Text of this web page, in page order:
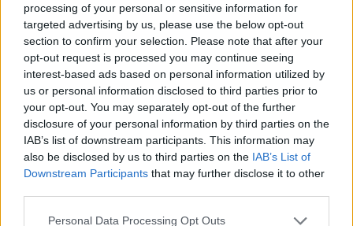
processing of your personal or sensitive information for
targeted advertising by us, please use the below opt-out
section to confirm your selection. Please note that after your
opt-out request is processed you may continue seeing
interest-based ads based on personal information utilized by
us or personal information disclosed to third parties prior to
your opt-out. You may separately opt-out of the further
disclosure of your personal information by third parties on the
IAB’s list of downstream participants. This information may
also be disclosed by us to third parties on the IAB’s List of
Downstream Participants that may further disclose it to other
Personal Data Processing Opt Outs
2017. június 15. 16:59
Megállapodott egymással a brit és az uniós Brexit-
ügyi főtárgyaló, hogy jövő hétfőn tényleg
elindulnak a hivatalos Brexit-tárgyalások -
jelentette csütörtök délután két névtelen forrására
is hivatkozva a Politico.
Ez azt jelenti, hogy az eredetileg is kitűzött időpontban